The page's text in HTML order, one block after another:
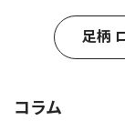
足柄
コラム